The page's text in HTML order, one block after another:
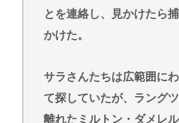
とを連絡し、見かけたら
かけた。
サラさんたちは広範囲に
て探していたが、ラング
離れたミルトン・ダメレ